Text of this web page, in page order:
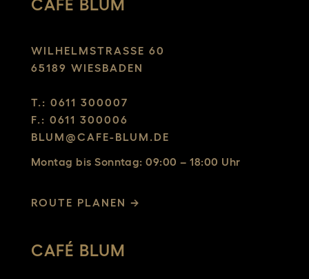
WILHELMSTRASSE 60
65189 WIESBADEN
T.: 0611 300007
F.: 0611 300006
BLUM@CAFE-BLUM.DE
Montag bis Sonntag: 09:00 – 18:00 Uhr
ROUTE PLANEN →
CAFÉ BLUM